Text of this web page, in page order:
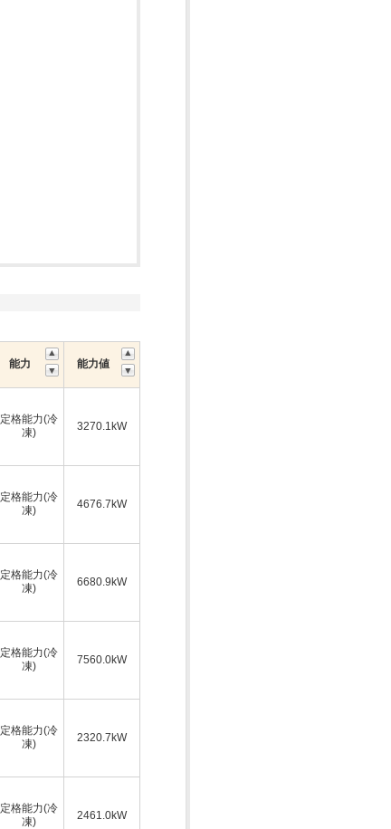
能力 能力値
定格能力(冷
凍)
3270.1kW
定格能力(冷
凍)
4676.7kW
定格能力(冷
凍)
6680.9kW
定格能力(冷
凍)
7560.0kW
定格能力(冷
凍)
2320.7kW
定格能力(冷
凍)
2461.0kW